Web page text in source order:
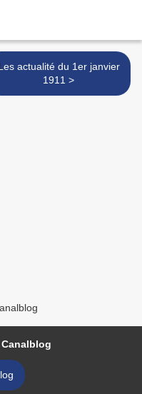
actualité du 1er janvier
1911 >